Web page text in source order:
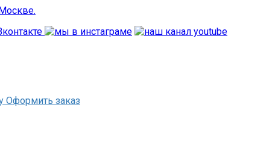
Оформить заказ